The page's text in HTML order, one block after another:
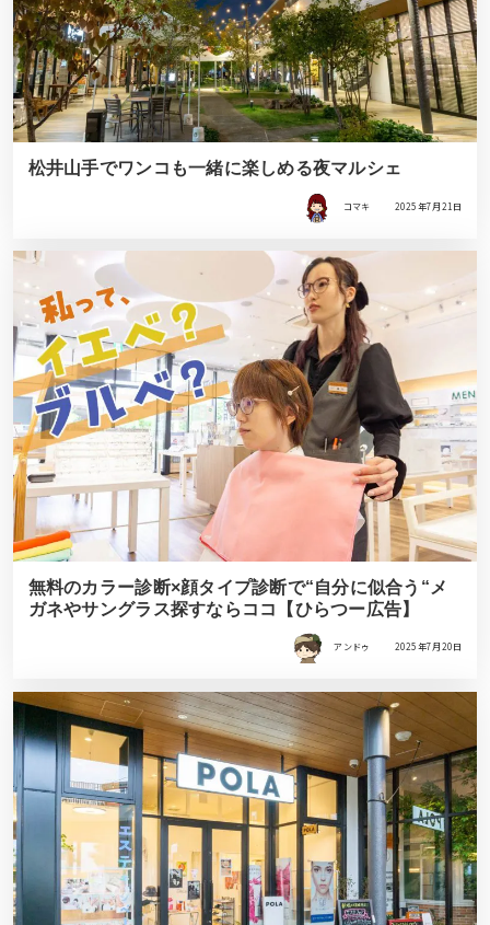
松井山手でワンコも一緒に楽しめる夜マルシェ
コマキ 2025年7月21日
無料のカラー診断×顔タイプ診断で“自分に似合う“メ
ガネやサングラス探すならココ【ひらつー広告】
アンドゥ 2025年7月20日